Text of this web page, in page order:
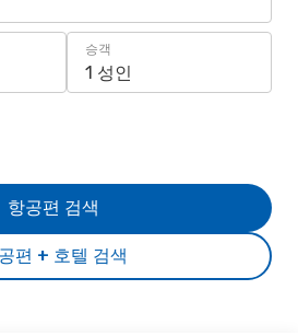
승객
1 성인
편 + 호텔 검색
항공편 검색